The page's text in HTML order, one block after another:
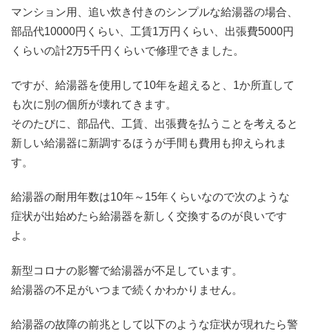
マンション用、追い炊き付きのシンプルな給湯器の場合、
部品代10000円くらい、工賃1万円くらい、出張費5000円
くらいの計2万5千円くらいで修理できました。
ですが、給湯器を使用して10年を超えると、1か所直して
も次に別の個所が壊れてきます。
そのたびに、部品代、工賃、出張費を払うことを考えると
新しい給湯器に新調するほうが手間も費用も抑えられま
す。
給湯器の耐用年数は10年～15年くらいなので次のような
症状が出始めたら給湯器を新しく交換するのが良いです
よ。
新型コロナの影響で給湯器が不足しています。
給湯器の不足がいつまで続くかわかりません。
給湯器の故障の前兆として以下のような症状が現れたら警